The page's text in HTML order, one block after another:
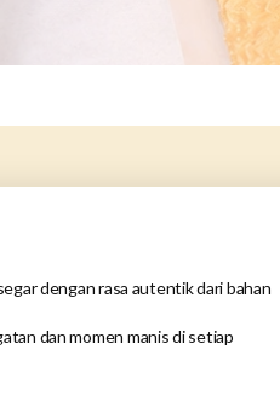
dengan rasa autentik dari bahan
dan momen manis di setiap